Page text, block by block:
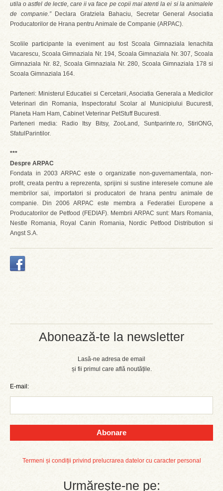
Abonează-te la newsletter
Lasă-ne adresa de email
și fii primul care află noutățile.
E-mail:
Abonare
Termeni și condiții privind prelucrarea datelor cu caracter personal
Urmărește-ne pe:
utila o astfel de lectie, care ii va face pe copii mai atenti la ei si la animalele
de companie.”Declara Gratziela Bahaciu, Secretar General Asociatia
Producatorilor de Hrana pentru Animale de Companie (ARPAC).
Scolile participante la eveniment au fost Scoala Gimnaziala Ienachita
Vacarescu, Scoala Gimnaziala Nr. 194, Scoala Gimnaziala Nr. 307, Scoala
Gimnaziala Nr. 82, Scoala Gimnaziala Nr. 280, Scoala Gimnaziala 178 si
Scoala Gimnaziala 164.
Parteneri: Ministerul Educatiei si Cercetarii, Asociatia Generala a Medicilor
Veterinari din Romania, Inspectoratul Scolar al Municipiului Bucuresti,
Planeta Ham Ham, Cabinet Veterinar PetStuff Bucuresti.
Parteneri media: Radio Itsy Bitsy, ZooLand, Suntparinte.ro, StiriONG,
SfatulParintilor.
***
Despre ARPAC
Fondata in 2003 ARPAC este o organizatie non-guvernamentala, non-
profit, creata pentru a reprezenta, sprijini si sustine interesele comune ale
membrilor sai, importatori si producatori de hrana pentru animale de
companie. Din 2006 ARPAC este membra a Federatiei Europene a
Producatorilor de Petfood (FEDIAF). Membrii ARPAC sunt: Mars Romania,
Nestle Romania, Royal Canin Romania, Nordic Petfood Distribution si
Angst S.A.